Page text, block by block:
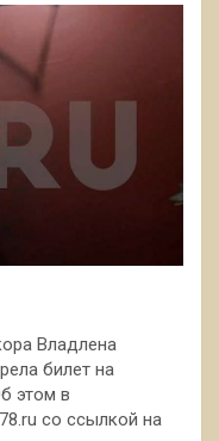
Владлена
билет на
этом в
со ссылкой на